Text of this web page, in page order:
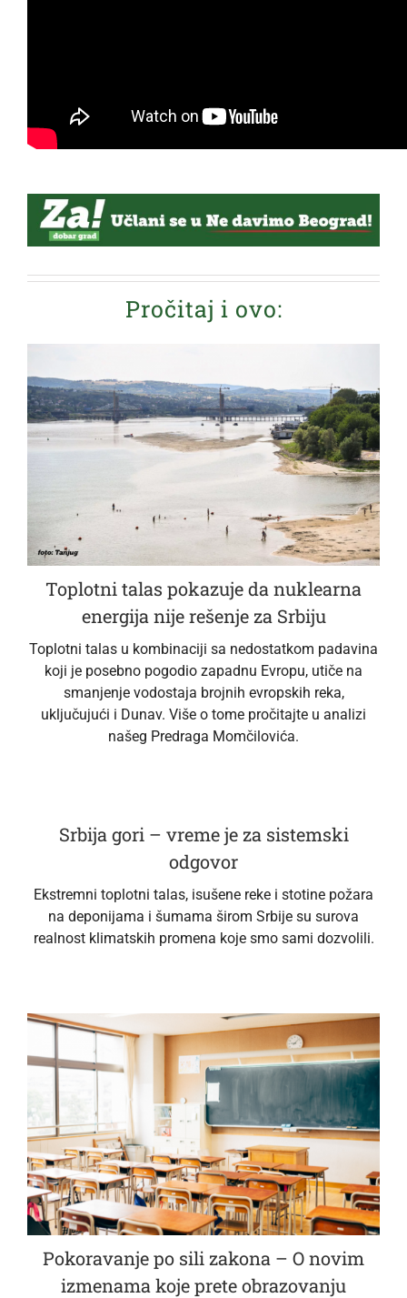
Pročitaj i ovo:
Toplotni talas pokazuje da nuklearna
energija nije rešenje za Srbiju
Toplotni talas u kombinaciji sa nedostatkom padavina
koji je posebno pogodio zapadnu Evropu, utiče na
smanjenje vodostaja brojnih evropskih reka,
uključujući i Dunav. Više o tome pročitajte u analizi
našeg Predraga Momčilovića.
Srbija gori – vreme je za sistemski
odgovor
Ekstremni toplotni talas, isušene reke i stotine požara
na deponijama i šumama širom Srbije su surova
realnost klimatskih promena koje smo sami dozvolili.
Pokoravanje po sili zakona – O novim
izmenama koje prete obrazovanju